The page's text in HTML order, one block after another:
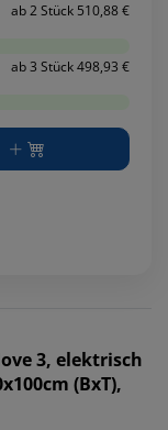
ab 2 Stück 510,88 €
ab 3 Stück 498,93 €
3, elektrisch
(BxT),